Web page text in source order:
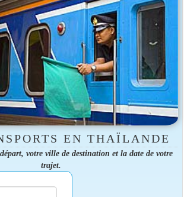
EN THAÏLANDE
votre ville de destination et la date de votre
trajet.